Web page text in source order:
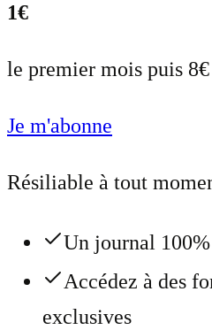
1€
le premier mois puis
Je m'abonne
Résiliable à tout
Un journal
Accédez à des
exclusives